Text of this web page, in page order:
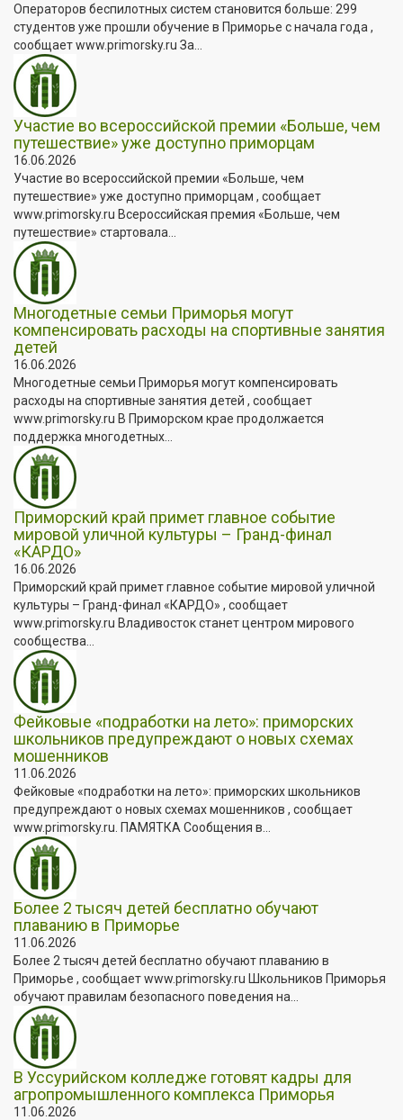
Операторов беспилотных систем становится больше: 299
студентов уже прошли обучение в Приморье с начала года ,
сообщает www.primorsky.ru За...
Участие во всероссийской премии «Больше, чем
путешествие» уже доступно приморцам
16.06.2026
Участие во всероссийской премии «Больше, чем
путешествие» уже доступно приморцам , сообщает
www.primorsky.ru Всероссийская премия «Больше, чем
путешествие» стартовала...
Многодетные семьи Приморья могут
компенсировать расходы на спортивные занятия
детей
16.06.2026
Многодетные семьи Приморья могут компенсировать
расходы на спортивные занятия детей , сообщает
www.primorsky.ru В Приморском крае продолжается
поддержка многодетных...
Приморский край примет главное событие
мировой уличной культуры – Гранд-финал
«КАРДО»
16.06.2026
Приморский край примет главное событие мировой уличной
культуры – Гранд-финал «КАРДО» , сообщает
www.primorsky.ru Владивосток станет центром мирового
сообщества...
Фейковые «подработки на лето»: приморских
школьников предупреждают о новых схемах
мошенников
11.06.2026
Фейковые «подработки на лето»: приморских школьников
предупреждают о новых схемах мошенников , сообщает
www.primorsky.ru. ПАМЯТКА Сообщения в...
Более 2 тысяч детей бесплатно обучают
плаванию в Приморье
11.06.2026
Более 2 тысяч детей бесплатно обучают плаванию в
Приморье , сообщает www.primorsky.ru Школьников Приморья
обучают правилам безопасного поведения на...
В Уссурийском колледже готовят кадры для
агропромышленного комплекса Приморья
11.06.2026